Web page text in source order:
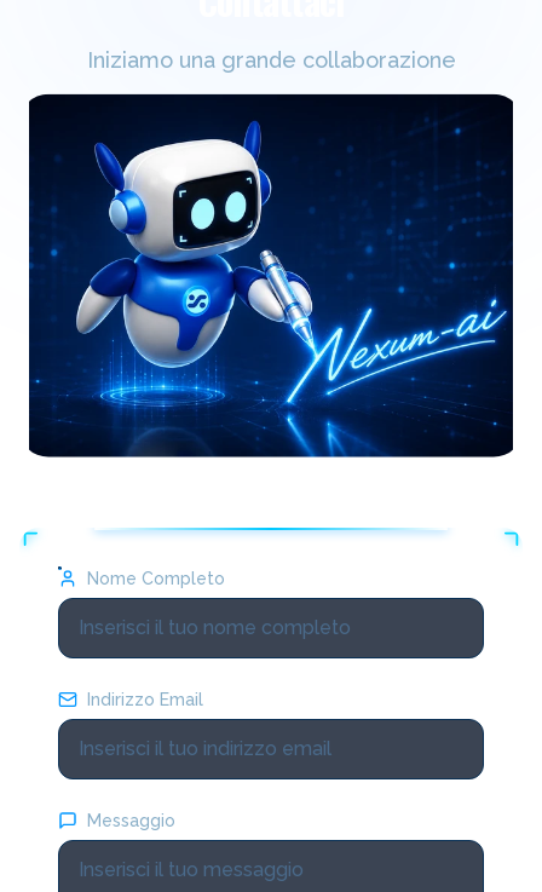
Iniziamo una grande collaborazione
Nome Completo
Indirizzo Email
Messaggio